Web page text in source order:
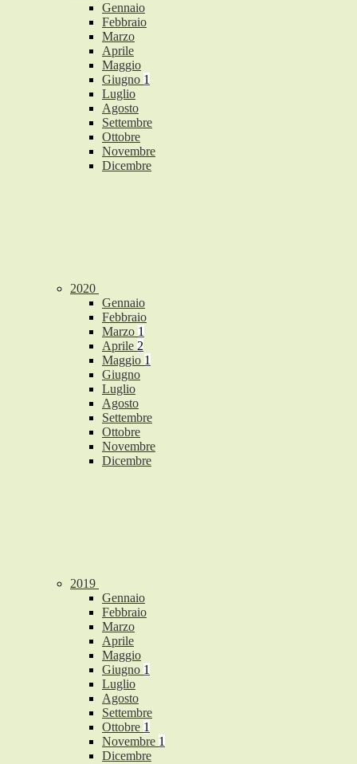
Gennaio
Febbraio
Marzo
Aprile
Maggio
Giugno 1
Luglio
Agosto
Settembre
Ottobre
Novembre
Dicembre
2020
Gennaio
Febbraio
Marzo 1
Aprile 2
Maggio 1
Giugno
Luglio
Agosto
Settembre
Ottobre
Novembre
Dicembre
2019
Gennaio
Febbraio
Marzo
Aprile
Maggio
Giugno 1
Luglio
Agosto
Settembre
Ottobre 1
Novembre 1
Dicembre